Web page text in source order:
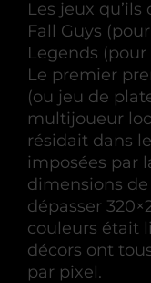
Les jeux
Fall Guys
Legends
Le premier
(ou jeu de
multijoueur
résidait dans
imposées par
dimensions
dépasser
couleurs était
décors ont
par pixel.